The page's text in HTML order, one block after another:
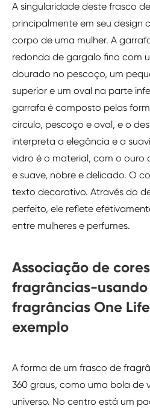
A singularidade deste frasco
principalmente em seu design
corpo de uma mulher. A
redonda de gargalo fino com
dourado no pescoço, um
superior e um oval na parte
garrafa é composto pelas
círculo, pescoço e oval, e o
interpreta a elegância e a
vidro é o material, com o ouro
e suave, nobre e delicado. O
texto decorativo. Através do
perfeito, ele reflete
entre mulheres e perfumes.
Associação de
fragrâncias-
fragrâncias One
exemplo
A forma de um frasco de
360 graus, como uma bola de
universo. No centro está um